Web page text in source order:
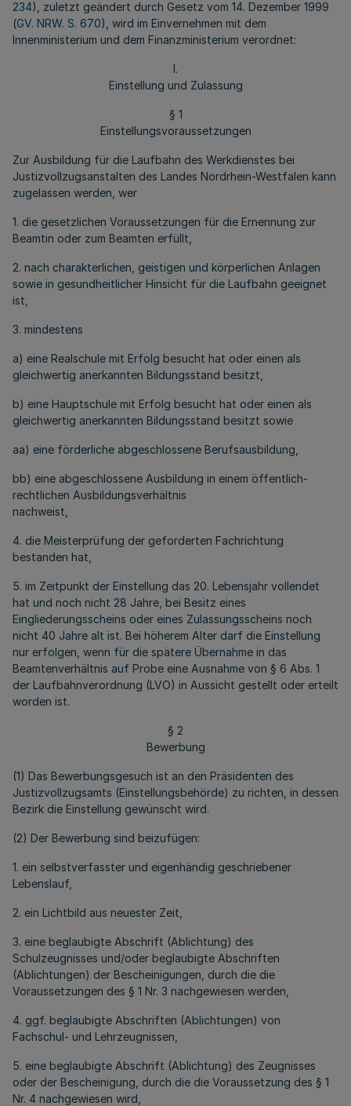
234), zuletzt geändert durch Gesetz vom 14. Dezember 1999
(GV. NRW. S. 670), wird im Einvernehmen mit dem
Innenministerium und dem Finanzministerium verordnet:
I.
Einstellung und Zulassung
§ 1
Einstellungsvoraussetzungen
Zur Ausbildung für die Laufbahn des Werkdienstes bei
Justizvollzugsanstalten des Landes Nordrhein-Westfalen kann
zugelassen werden, wer
1. die gesetzlichen Voraussetzungen für die Ernennung zur
Beamtin oder zum Beamten erfüllt,
2. nach charakterlichen, geistigen und körperlichen Anlagen
sowie in gesundheitlicher Hinsicht für die Laufbahn geeignet
ist,
3. mindestens
a) eine Realschule mit Erfolg besucht hat oder einen als
gleichwertig anerkannten Bildungsstand besitzt,
b) eine Hauptschule mit Erfolg besucht hat oder einen als
gleichwertig anerkannten Bildungsstand besitzt sowie
aa) eine förderliche abgeschlossene Berufsausbildung,
bb) eine abgeschlossene Ausbildung in einem öffentlich-
rechtlichen Ausbildungsverhältnis
nachweist,
4. die Meisterprüfung der geforderten Fachrichtung
bestanden hat,
5. im Zeitpunkt der Einstellung das 20. Lebensjahr vollendet
hat und noch nicht 28 Jahre, bei Besitz eines
Eingliederungsscheins oder eines Zulassungsscheins noch
nicht 40 Jahre alt ist. Bei höherem Alter darf die Einstellung
nur erfolgen, wenn für die spätere Übernahme in das
Beamtenverhältnis auf Probe eine Ausnahme von § 6 Abs. 1
der Laufbahnverordnung (LVO) in Aussicht gestellt oder erteilt
worden ist.
§ 2
Bewerbung
(1) Das Bewerbungsgesuch ist an den Präsidenten des
Justizvollzugsamts (Einstellungsbehörde) zu richten, in dessen
Bezirk die Einstellung gewünscht wird.
(2) Der Bewerbung sind beizufügen:
1. ein selbstverfasster und eigenhändig geschriebener
Lebenslauf,
2. ein Lichtbild aus neuester Zeit,
3. eine beglaubigte Abschrift (Ablichtung) des
Schulzeugnisses und/oder beglaubigte Abschriften
(Ablichtungen) der Bescheinigungen, durch die die
Voraussetzungen des § 1 Nr. 3 nachgewiesen werden,
4. ggf. beglaubigte Abschriften (Ablichtungen) von
Fachschul- und Lehrzeugnissen,
5. eine beglaubigte Abschrift (Ablichtung) des Zeugnisses
oder der Bescheinigung, durch die die Voraussetzung des § 1
Nr. 4 nachgewiesen wird,